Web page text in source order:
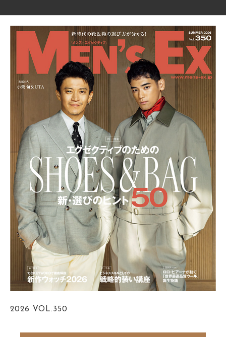
2026 VOL.350